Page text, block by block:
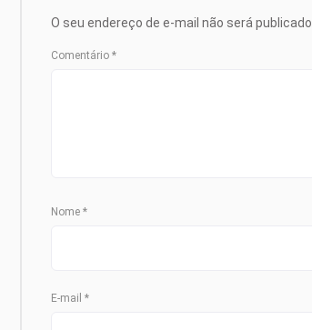
O seu endereço de e-mail não será publicado.
Comentário *
Nome *
E-mail *